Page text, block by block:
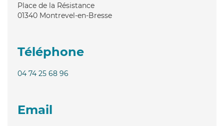
Place de la Résistance
01340 Montrevel-en-Bresse
Téléphone
04 74 25 68 96
Email